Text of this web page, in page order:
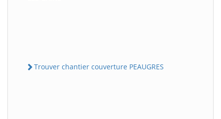
Trouver chantier couverture PEAUGRES